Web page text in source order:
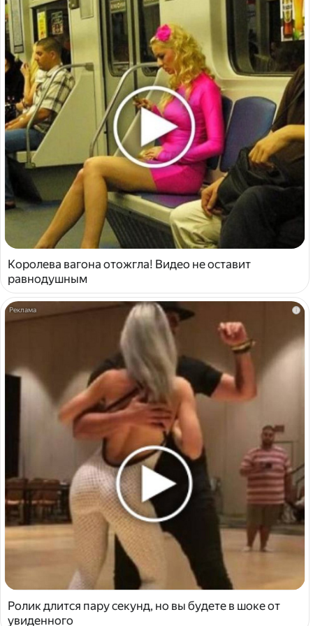
Королева вагона отожгла! Видео не оставит
равнодушным
i
Ролик длится пару секунд, но вы будете в шоке от
увиденного